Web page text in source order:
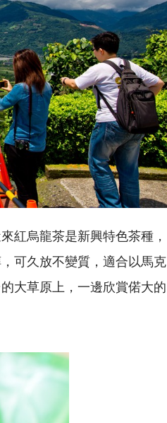
紅烏龍茶是新興特色茶種，
可久放不變質，適合以馬克
大草原上，一邊欣賞偌大的